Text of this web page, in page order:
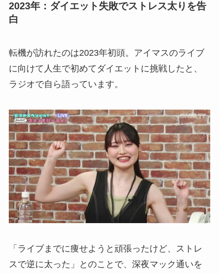
2023年：ダイエット失敗でストレス太りを告
白
転機が訪れたのは2023年初頭。アイマスのライブ
に向けて人生で初めてダイエットに挑戦したと、
ラジオで自ら語っています。
「ライブまでに痩せようと頑張ったけど、ストレ
スで逆に太った」とのことで、深夜マック通いを